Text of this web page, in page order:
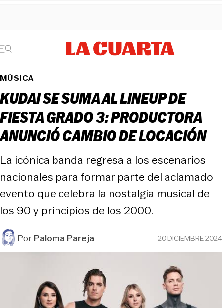
MÚSICA
KUDAI SE SUMA AL LINEUP DE
FIESTA GRADO 3: PRODUCTORA
ANUNCIÓ CAMBIO DE LOCACIÓN
La icónica banda regresa a los escenarios
nacionales para formar parte del aclamado
evento que celebra la nostalgia musical de
los 90 y principios de los 2000.
PorPaloma Pareja 20 DICIEMBRE 2024